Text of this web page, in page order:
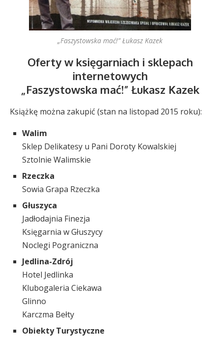
„Faszystowska mać!” Łukasz Kazek
Oferty w księgarniach i sklepach
internetowych
„Faszystowska mać!” Łukasz Kazek
Książkę można zakupić (stan na listopad 2015 roku):
Walim
Sklep Delikatesy u Pani Doroty Kowalskiej
Sztolnie Walimskie
Rzeczka
Sowia Grapa Rzeczka
Głuszyca
Jadłodajnia Finezja
Księgarnia w Głuszycy
Noclegi Pograniczna
Jedlina-Zdrój
Hotel Jedlinka
Klubogaleria Ciekawa
Glinno
Karczma Bełty
Obiekty Turystyczne